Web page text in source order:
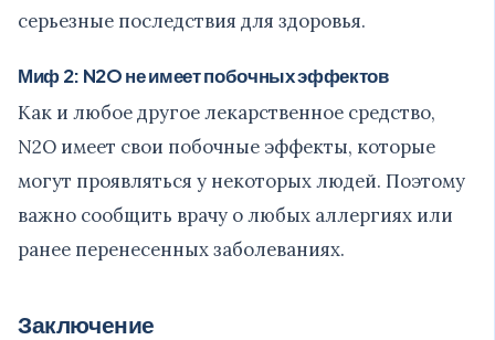
серьезные последствия для здоровья.
Миф 2: N2O не имеет побочных эффектов
Как и любое другое лекарственное средство,
N2O имеет свои побочные эффекты, которые
могут проявляться у некоторых людей. Поэтому
важно сообщить врачу о любых аллергиях или
ранее перенесенных заболеваниях.
Заключение